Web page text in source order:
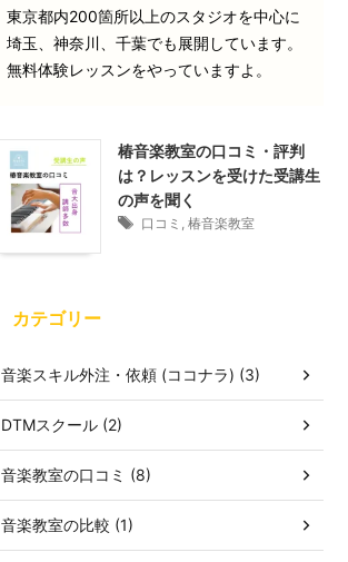
東京都内200箇所以上のスタジオを中心に
埼玉、神奈川、千葉でも展開しています。
無料体験レッスンをやっていますよ。
椿音楽教室の口コミ・評判
は？レッスンを受けた受講生
の声を聞く
口コミ , 椿音楽教室
カテゴリー
音楽スキル外注・依頼 (ココナラ) (3)
DTMスクール (2)
音楽教室の口コミ (8)
音楽教室の比較 (1)